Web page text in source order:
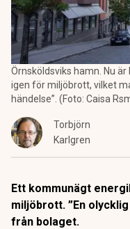
Örnsköldsviks hamn. Nu
igen för miljöbrott, vilket
händelse”. (Foto: Caisa
Torbjörn
Karlgren
Ett kommunägt
miljöbrott. ”En
från bolaget.